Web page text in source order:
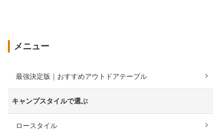
メニュー
最強決定版｜おすすめアウトドアテーブル
キャンプスタイルで選ぶ
ロースタイル